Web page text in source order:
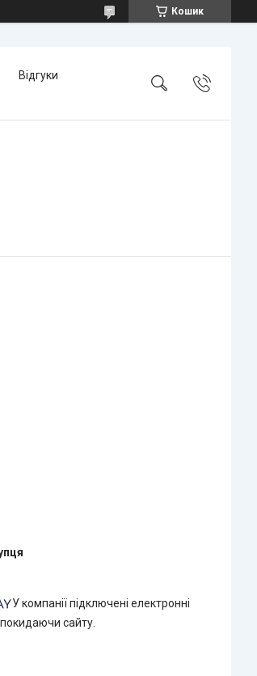
Кошик
Відгуки
У компанії підключені електронні
сайту.